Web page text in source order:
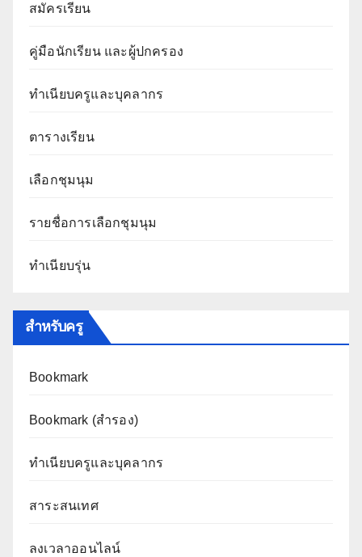
สมัครเรียน
คู่มือนักเรียน และผู้ปกครอง
ทำเนียบครูและบุคลากร
ตารางเรียน
เลือกชุมนุม
รายชื่อการเลือกชุมนุม
ทำเนียบรุ่น
สำหรับครู
Bookmark
Bookmark (สำรอง)
ทำเนียบครูและบุคลากร
สาระสนเทศ
ลงเวลาออนไลน์